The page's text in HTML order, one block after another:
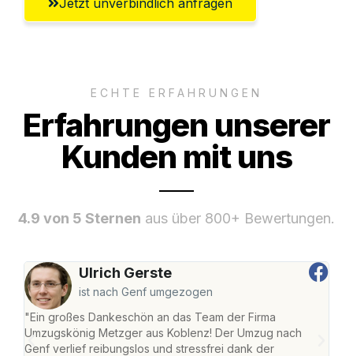
ECHTE ERFAHRUNGEN
Erfahrungen unserer
Kunden mit uns
4.9 von 5 Sternen aus über 800+ Bewertungen.
Ulrich Gerste
ist nach Genf umgezogen
"Ein großes Dankeschön an das Team der Firma
Umzugskönig Metzger aus Koblenz! Der Umzug nach
Genf verlief reibungslos und stressfrei dank der